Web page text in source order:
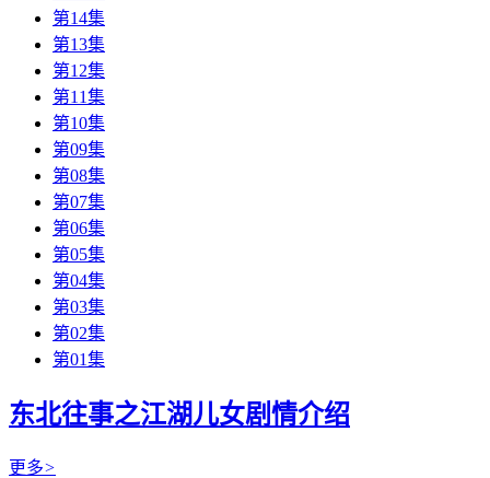
第14集
第13集
第12集
第11集
第10集
第09集
第08集
第07集
第06集
第05集
第04集
第03集
第02集
第01集
东北往事之江湖儿女剧情介绍
更多>